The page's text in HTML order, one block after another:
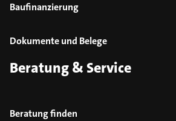
Baufinanzierung
Dokumente und Belege
Beratung & Service
Beratung finden